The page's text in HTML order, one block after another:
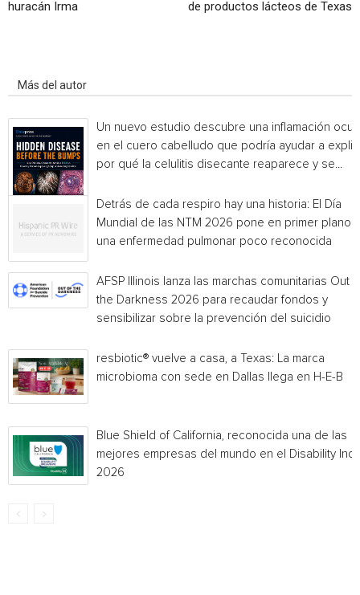
huracán Irma
de productos lácteos de Texas
Más del autor
Un nuevo estudio descubre una inflamación
en el cuero cabelludo que podría ayudar a
por qué la celulitis disecante reaparece y se...
Detrás de cada respiro hay una historia: El Día
Mundial de las NTM 2026 pone en primer plano
una enfermedad pulmonar poco reconocida
AFSP Illinois lanza las marchas comunitarias Out
the Darkness 2026 para recaudar fondos y
sensibilizar sobre la prevención del suicidio
resbiotic® vuelve a casa, a Texas: La marca
microbioma con sede en Dallas llega en H-E-B
Blue Shield of California, reconocida una de las
mejores empresas del mundo en el Disability
2026